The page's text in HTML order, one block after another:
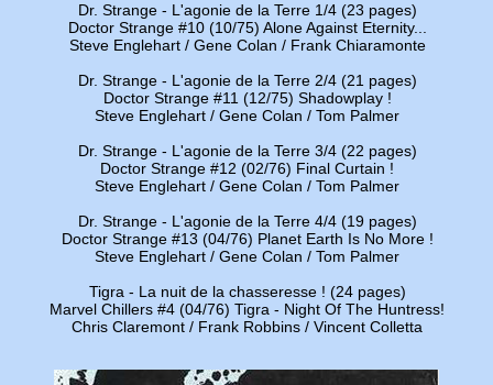
Dr. Strange - L'agonie de la Terre 1/4 (23 pages)
Doctor Strange #10 (10/75) Alone Against Eternity...
Steve Englehart / Gene Colan / Frank Chiaramonte
Dr. Strange - L'agonie de la Terre 2/4 (21 pages)
Doctor Strange #11 (12/75) Shadowplay !
Steve Englehart / Gene Colan / Tom Palmer
Dr. Strange - L'agonie de la Terre 3/4 (22 pages)
Doctor Strange #12 (02/76) Final Curtain !
Steve Englehart / Gene Colan / Tom Palmer
Dr. Strange - L'agonie de la Terre 4/4 (19 pages)
Doctor Strange #13 (04/76) Planet Earth Is No More !
Steve Englehart / Gene Colan / Tom Palmer
Tigra - La nuit de la chasseresse ! (24 pages)
Marvel Chillers #4 (04/76) Tigra - Night Of The Huntress!
Chris Claremont / Frank Robbins / Vincent Colletta